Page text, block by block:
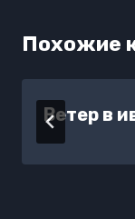
Похожие
Ветер в